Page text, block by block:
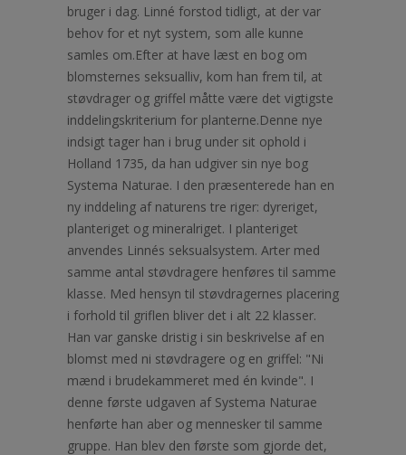
bruger i dag. Linné forstod tidligt, at der var
behov for et nyt system, som alle kunne
samles om.Efter at have læst en bog om
blomsternes seksualliv, kom han frem til, at
støvdrager og griffel måtte være det vigtigste
inddelingskriterium for planterne.Denne nye
indsigt tager han i brug under sit ophold i
Holland 1735, da han udgiver sin nye bog
Systema Naturae. I den præsenterede han en
ny inddeling af naturens tre riger: dyreriget,
planteriget og mineralriget. I planteriget
anvendes Linnés seksualsystem. Arter med
samme antal støvdragere henføres til samme
klasse. Med hensyn til støvdragernes placering
i forhold til griflen bliver det i alt 22 klasser.
Han var ganske dristig i sin beskrivelse af en
blomst med ni støvdragere og en griffel: "Ni
mænd i brudekammeret med én kvinde". I
denne første udgaven af Systema Naturae
henførte han aber og mennesker til samme
gruppe. Han blev den første som gjorde det,